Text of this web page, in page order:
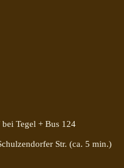
Tegel + Bus 124
Str. (ca. 5 min.)